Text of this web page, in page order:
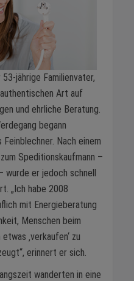
jährige Familienvater,
Art auf
und ehrliche Beratung.
begann
Nach einem
Speditionskaufmann –
er jedoch schnell
„Ich habe 2008
mit Energieberatung
Menschen beim
‚verkaufen‘ zu
erinnert er sich.
wanderten in eine